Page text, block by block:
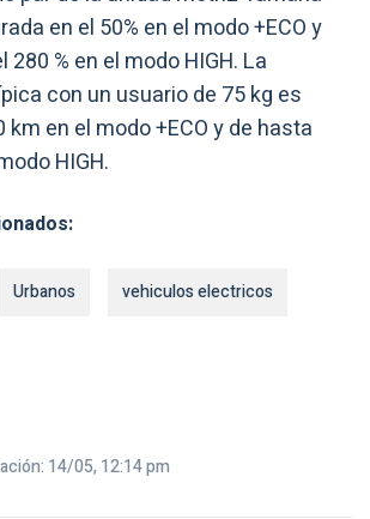
en el 50% en el modo +ECO y
280 % en el modo HIGH. La
con un usuario de 75 kg es
km en el modo +ECO y de hasta
HIGH.
Urbanos vehiculos electricos
14/05, 12:14 pm